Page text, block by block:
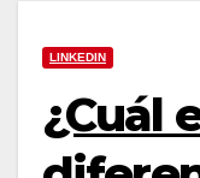
LINKEDIN
¿Cuál